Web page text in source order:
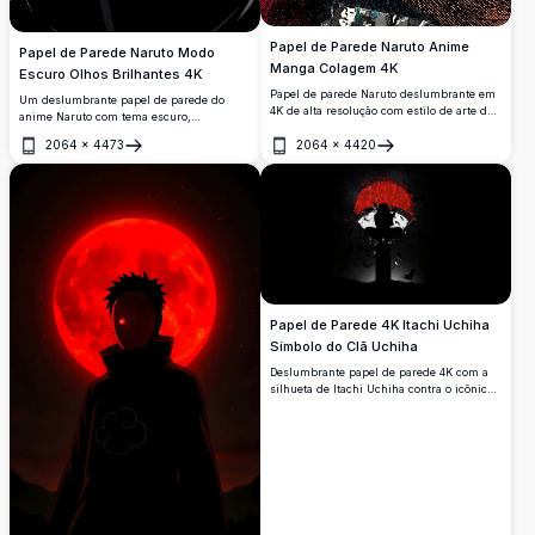
Papel de Parede Naruto Modo
Escuro Olhos Brilhantes 4K
Um deslumbrante papel de parede do
anime Naruto com tema escuro,
brilhantes emergindo das sombras.
Perfeito para telas AMOLED, esta arte em
poderosa e misteriosa.
2064 × 4473
Abrir
Papel de Parede Naruto Anime
Manga Colagem 4K
Papel de parede Naruto deslumbrante em
4K de alta resolução com estilo de arte de
azuis marcantes, cabelo loiro espetado e
japoneses em camadas no fundo.
2064 × 4420
Abrir
Papel de Parede 4K Itachi Uchiha
Símbolo do Clã Uchiha
Deslumbrante papel de parede 4K com a
silhueta de Itachi Uchiha contra o icônico